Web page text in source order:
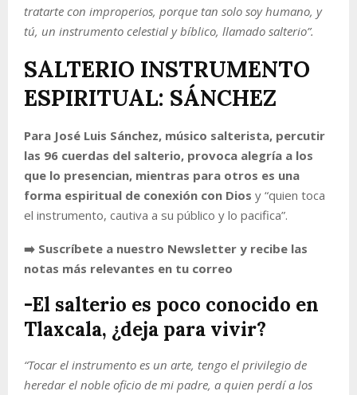
tratarte con improperios, porque tan solo soy humano, y
tú, un instrumento celestial y bíblico, llamado salterio”.
SALTERIO INSTRUMENTO
ESPIRITUAL: SÁNCHEZ
Para José Luis Sánchez, músico salterista, percutir
las 96 cuerdas del salterio, provoca alegría a los
que lo presencian, mientras para otros es una
forma espiritual de conexión con Dios y “quien toca
el instrumento, cautiva a su público y lo pacifica”.
➡️ Suscríbete a nuestro Newsletter y recibe las
notas más relevantes en tu correo
-El salterio es poco conocido en
Tlaxcala, ¿deja para vivir?
“Tocar el instrumento es un arte, tengo el privilegio de
heredar el noble oficio de mi padre, a quien perdí a los